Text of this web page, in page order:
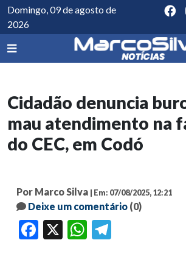
Domingo, 09 de agosto de
2026
Cidadão denuncia
mau atendimento na
do CEC, em Codó
Por Marco Silva | Em: 07/08/2025, 12:21
Deixe um comentário (0)
Facebook WhatsApp